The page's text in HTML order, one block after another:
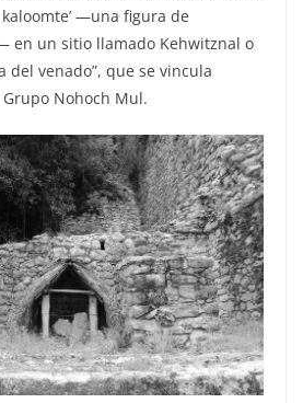
—una figura de
en un sitio llamado Kehwitznal o
del venado”, que se vincula
Nohoch Mul.